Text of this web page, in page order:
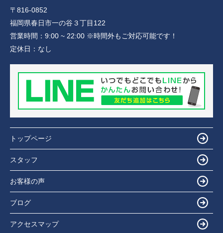
〒816-0852
福岡県春日市一の谷３丁目122
営業時間： 9:00 ~ 22:00 ※時間外もご対応可能です！
定休日： なし
トップページ
スタッフ
お客様の声
ブログ
アクセスマップ